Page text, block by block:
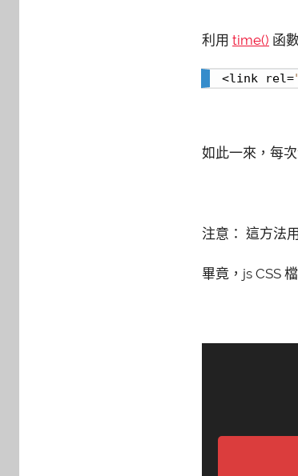
利用 time() 函
<link rel=
如此一來，每
注意： 這方法
畢竟，js CSS